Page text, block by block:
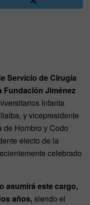
Servicio de Cirugía
Fundación Jiménez
Infanta
y vicepresidente
Hombro y Codo
electo de la
celebrado
asumirá este cargo,
años,siendo el